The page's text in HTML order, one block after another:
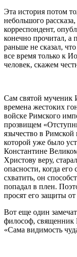
Эта история потом
небольшого
корреспондент,
конечно прочитал,
раньше не сказал,
все время только к
человек, скажем
Сам святой мученик
времена жестоких
войске Римского
прозвищем
язычество в Римской
которой уже было
Константине
Христову веру,
опасности, когда
схватить, он
попадал в плен.
просят его защиты
Вот еще один
философ, священник
«Сама видимость